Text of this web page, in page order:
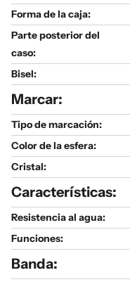
Forma de la caja:
Parte posterior del
caso:
Bisel:
Marcar:
Tipo de marcación:
Color de la esfera:
Cristal:
Características:
Resistencia al agua:
Funciones:
Banda: